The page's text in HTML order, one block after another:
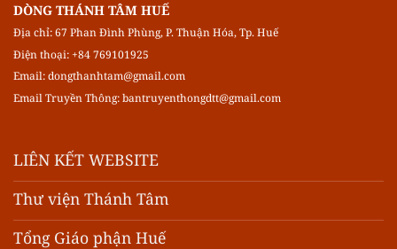
DÒNG THÁNH TÂM HUẾ
Địa chỉ: 67 Phan Đình Phùng, P. Thuận Hóa, Tp. Huế
Điện thoại: +84 769101925
Email:dongthanhtam@gmail.com
Email Truyền Thông:bantruyenthongdtt@gmail.com
LIÊN KẾT WEBSITE
Thư viện Thánh Tâm
Tổng Giáo phận Huế